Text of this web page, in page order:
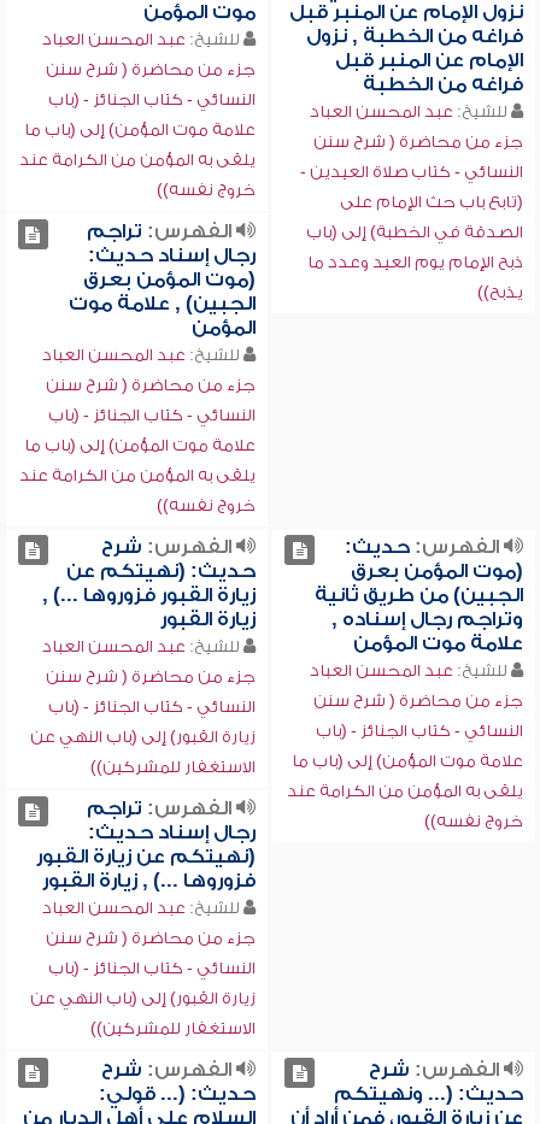
نزول الإمام عن المنبر قبل
فراغه من الخطبة , نزول
الإمام عن المنبر قبل
فراغه من الخطبة
للشيخ: عبد المحسن العباد
جزء من محاضرة ( شرح سنن
النسائي - كتاب صلاة العيدين -
(تابع باب حث الإمام على
الصدقة في الخطبة) إلى (باب
ذبح الإمام يوم العيد وعدد ما
يذبح))
موت المؤمن
للشيخ: عبد المحسن العباد
جزء من محاضرة ( شرح سنن
النسائي - كتاب الجنائز - (باب
علامة موت المؤمن) إلى (باب ما
يلقى به المؤمن من الكرامة عند
خروج نفسه))
الفهرس: تراجم
رجال إسناد حديث:
(موت المؤمن بعرق
الجبين) , علامة موت
المؤمن
للشيخ: عبد المحسن العباد
جزء من محاضرة ( شرح سنن
النسائي - كتاب الجنائز - (باب
علامة موت المؤمن) إلى (باب ما
يلقى به المؤمن من الكرامة عند
خروج نفسه))
الفهرس:حديث:
(موت المؤمن بعرق
الجبين) من طريق ثانية
وتراجم رجال إسناده ,
علامة موت المؤمن
للشيخ: عبد المحسن العباد
جزء من محاضرة ( شرح سنن
النسائي - كتاب الجنائز - (باب
علامة موت المؤمن) إلى (باب ما
يلقى به المؤمن من الكرامة عند
خروج نفسه))
الفهرس: شرح
حديث: (نهيتكم عن
زيارة القبور فزوروها ...) ,
زيارة القبور
للشيخ: عبد المحسن العباد
جزء من محاضرة ( شرح سنن
النسائي - كتاب الجنائز - (باب
زيارة القبور) إلى (باب النهي عن
الاستغفار للمشركين))
الفهرس: تراجم
رجال إسناد حديث:
(نهيتكم عن زيارة القبور
فزوروها ...) , زيارة القبور
للشيخ: عبد المحسن العباد
جزء من محاضرة ( شرح سنن
النسائي - كتاب الجنائز - (باب
زيارة القبور) إلى (باب النهي عن
الاستغفار للمشركين))
الفهرس: شرح
حديث: (... ونهيتكم
عن زيارة القبور، فمن أراد أن
الفهرس: شرح
حديث: (... قولي:
السلام على أهل الديار من